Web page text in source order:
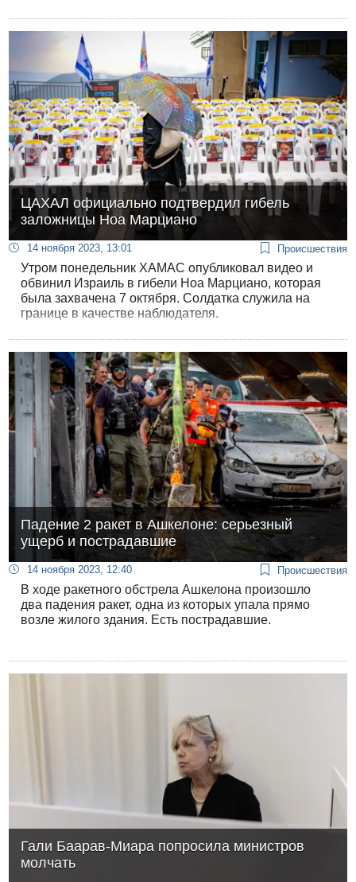
ЦАХАЛ официально подтвердил гибель
заложницы Ноа Марциано
14 ноября 2023, 13:01 Происшествия
Утром понедельник ХАМАС опубликовал видео и
обвинил Израиль в гибели Ноа Марциано, которая
была захвачена 7 октября. Солдатка служила на
границе в качестве наблюдателя.
Падение 2 ракет в Ашкелоне: серьезный
ущерб и пострадавшие
14 ноября 2023, 12:40 Происшествия
В ходе ракетного обстрела Ашкелона произошло
два падения ракет, одна из которых упала прямо
возле жилого здания. Есть пострадавшие.
Гали Баарав-Миара попросила министров
молчать